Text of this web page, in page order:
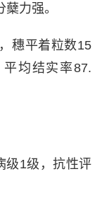
力强。
穗平着粒数15
均结实率87.
级1级，抗性评